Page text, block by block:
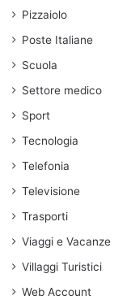
Pizzaiolo
Poste Italiane
Scuola
Settore medico
Sport
Tecnologia
Telefonia
Televisione
Trasporti
Viaggi e Vacanze
Villaggi Turistici
Web Account